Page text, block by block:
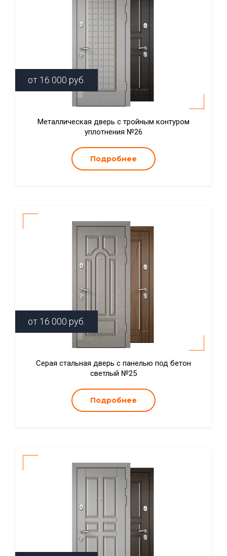
от 16 000 руб.
Металлическая дверь с тройным контуром
уплотнения №26
Подробнее
от 16 000 руб.
Серая стальная дверь с панелью под бетон
светлый №25
Подробнее